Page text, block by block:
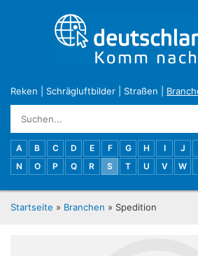
Reken Schrägluftbilder Straßen
A B C D E F G H I J
N
O P Q R S T U V W
Startseite » Branchen » Spedition